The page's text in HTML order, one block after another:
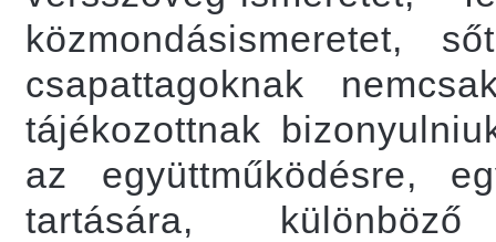
közmondásismeretet,
csapattagoknak
tájékozottnak
az együttműködésre,
tartására,